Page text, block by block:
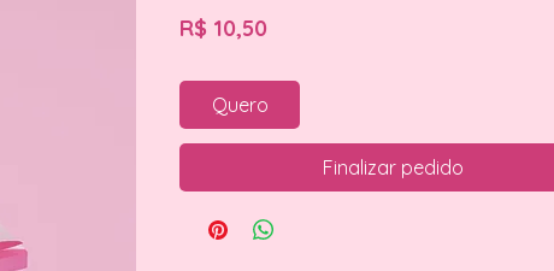
R$ 10,50
Quero
Finalizar pedido